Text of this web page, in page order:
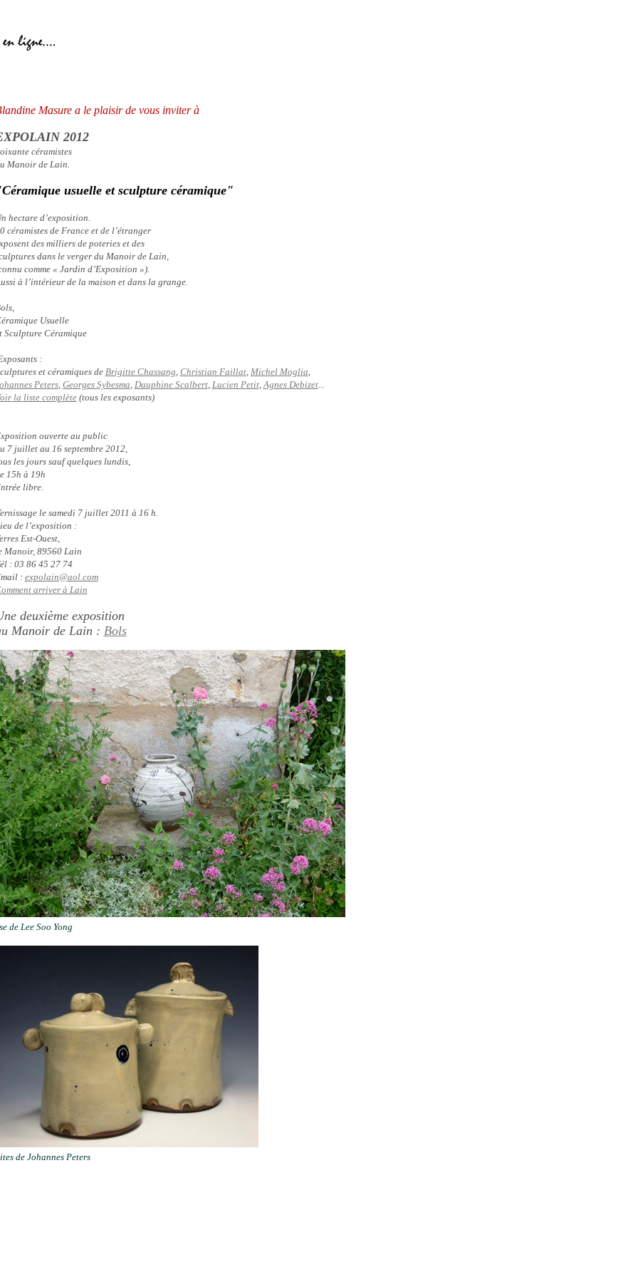
Masure a le plaisir de vous inviter à
2012
céramistes
Manoir de Lain.
usuelle et sculpture céramique"
hectare d’exposition.
céramistes de France et de l’étranger
des milliers de poteries et des
dans le verger du Manoir de Lain,
comme « Jardin d’Exposition »).
à l’intérieur de la maison et dans la grange.
Usuelle
Sculpture Céramique
:
et céramiques de Brigitte Chassang, Christian Faillat, Michel Moglia,
Peters, Georges Sybesma, Dauphine Scalbert, Lucien Petit,Agnes Debizet...
la liste complète(tous les exposants)
ouverte au public
7 juillet au 16 septembre 2012,
les jours sauf quelques lundis,
15h à 19h
libre.
le samedi 7 juillet 2011 à 16 h.
de l’exposition :
Est-Ouest,
Manoir, 89560 Lain
: 03 86 45 27 74
: expolain@aol.com
arriver à Lain
deuxième exposition
Manoir de Lain : Bols
de Lee Soo Yong
de Johannes Peters